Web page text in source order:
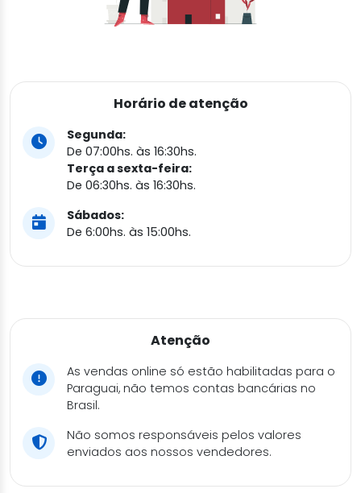
Horário de atenção
Segunda:
De 07:00hs. às 16:30hs.
Terça a sexta-feira:
De 06:30hs. às 16:30hs.
Sábados:
De 6:00hs. às 15:00hs.
Atenção
As vendas online só estão habilitadas para o
Paraguai, não temos contas bancárias no
Brasil.
Não somos responsáveis pelos valores
enviados aos nossos vendedores.